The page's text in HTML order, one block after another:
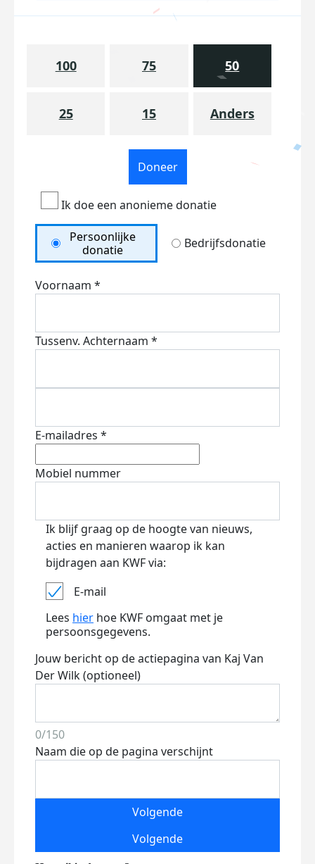
100 75 50
25 15 Anders
Doneer
Ik doe een anonieme donatie
Persoonlijke
donatie
Bedrijfsdonatie
Voornaam *
Tussenv. Achternaam *
E-mailadres *
Mobiel nummer
Ik blijf graag op de hoogte van nieuws,
acties en manieren waarop ik kan
bijdragen aan KWF via:
E-mail
Lees hier hoe KWF omgaat met je
persoonsgegevens.
Jouw bericht op de actiepagina van Kaj Van
Der Wilk (optioneel)
0/150
Naam die op de pagina verschijnt
Volgende
Volgende